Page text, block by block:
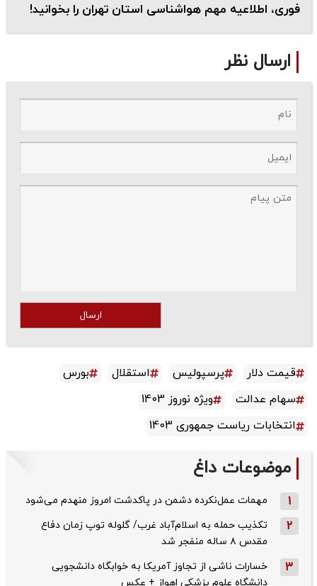
فوری، اطلاعیه مهم هواشناسی استان تهران را بخوانید!
ارسال نظر
ارسال
قیمت دلار پرسپولیس استقلال
بورس
سهام عدالت
ویژه نوروز 1403
انتخابات ریاست جمهوری 1403
موضوعات داغ
1 مهمات عمل‌نکرده دشمن در پاکدشت امروز منهدم می‌شود
2
تکذیب حمله به اسلام‌آباد غرب/ گلوله توپ زمان دفاع
مقدس ۸ ساله منفجر شد
3
خسارات ناشی از تجاوز آمریکا به خوابگاه دانشجویی
دانشگاه علوم پزشکی اهواز + عکس